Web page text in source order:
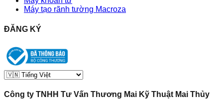
Máy tạo rãnh tường Macroza
ĐĂNG KÝ
Công ty TNHH Tư Vấn Thương Mai Kỹ Thuật Mai Thủy